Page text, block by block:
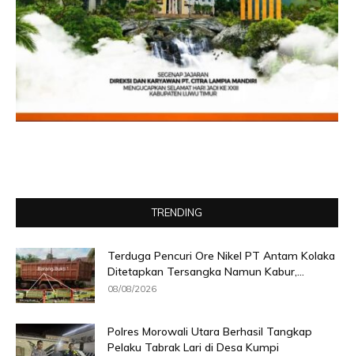
TRENDING
Terduga Pencuri Ore Nikel PT Antam Kolaka
Ditetapkan Tersangka Namun Kabur,...
08/08/2026
Polres Morowali Utara Berhasil Tangkap
Pelaku Tabrak Lari di Desa Kumpi